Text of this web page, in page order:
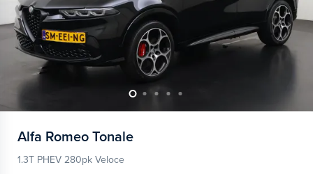
Alfa Romeo Tonale
1.3T PHEV 280pk Veloce